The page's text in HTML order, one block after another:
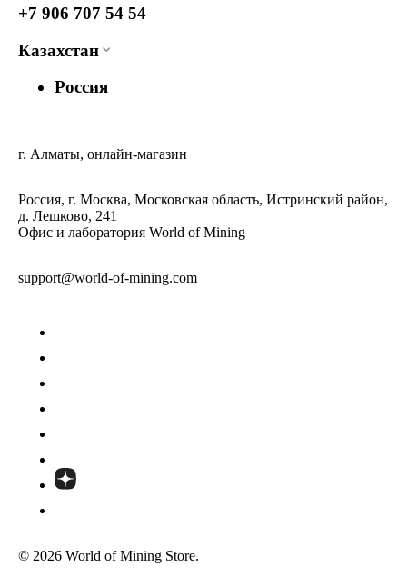
+7 906 707 54 54
Казахстан
Россия
г. Алматы, онлайн-магазин
Россия, г. Москва, Московская область, Истринский район,
д. Лешково, 241
Офис и лаборатория World of Mining
support@world-of-mining.com
© 2026 World of Mining Store.